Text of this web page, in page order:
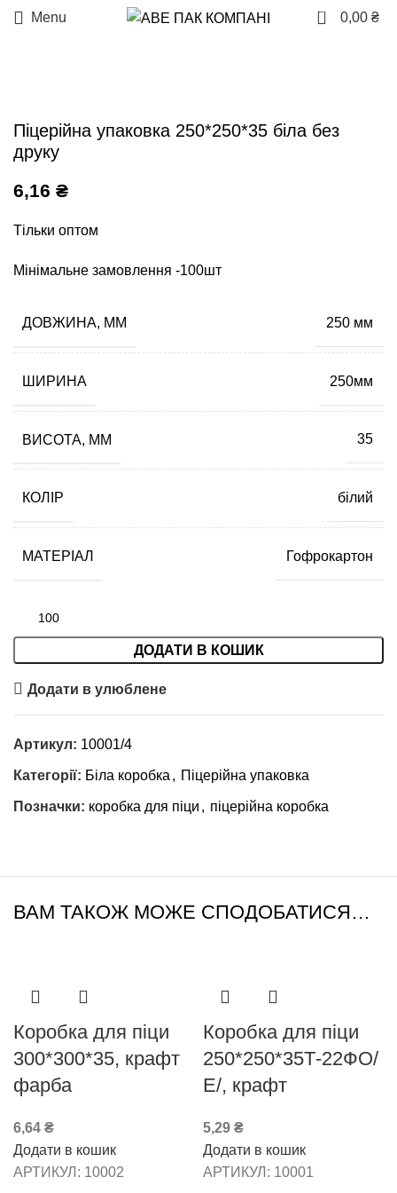
Menu 0 0,00 ₴
Піцерійна упаковка 250*250*35 біла без
друку
6,16 ₴
Тільки оптом
Мінімальне замовлення -100шт
ДОВЖИНА, ММ 250 мм
ШИРИНА 250мм
ВИСОТА, ММ 35
КОЛІР білий
МАТЕРІАЛ Гофрокартон
ДОДАТИ В КОШИК
Додати в улюблене
Артикул: 10001/4
Категорії: Біла коробка , Піцерійна упаковка
Позначки: коробка для піци , піцерійна коробка
ВАМ ТАКОЖ МОЖЕ СПОДОБАТИСЯ…
Коробка для піци
300*300*35, крафт
фарба
6,64 ₴
Додати в кошик
АРТИКУЛ: 10002
Коробка для піци
250*250*35Т-22ФО/
Е/, крафт
5,29 ₴
Додати в кошик
АРТИКУЛ: 10001